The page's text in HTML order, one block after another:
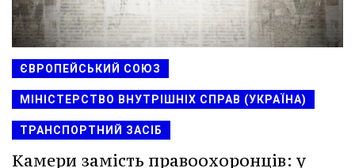
ЄВРОПЕЙСЬКИЙ СОЮЗ
МІНІСТЕРСТВО ВНУТРІШНІХ СПРАВ (УКРАЇНА)
ТРАНСПОРТНИЙ ЗАСІБ
Камери замість правоохоронців: у